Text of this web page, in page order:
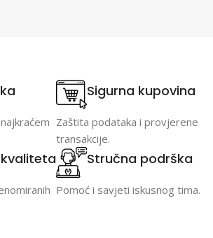
Sigurna kupovina
Zaštita podataka i provjerene
transakcije.
Stručna podrška
Pomoć i savjeti iskusnog tima.